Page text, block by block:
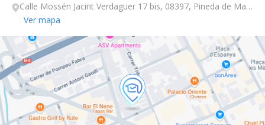
Calle Mossén Jacint Verdaguer 17 bis, 08397, Pineda de Mar,
Barcelona.
Ver mapa